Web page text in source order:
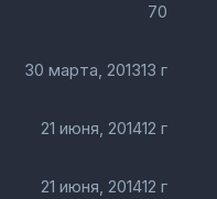
70
30 марта, 201313 г
21 июня, 201412 г
21 июня, 201412 г